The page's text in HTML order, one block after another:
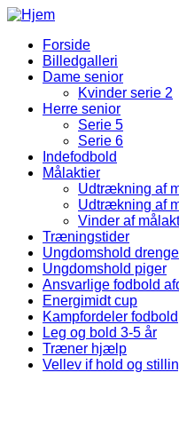
Gå til hovedindhold
Fodbold Menu
Forside
Billedgalleri
Dame senior
Kvinder serie 2
Herre senior
Serie 5
Serie 6
Indefodbold
Målaktier
Udtrækning af
Udtrækning af
Vinder af
Træningstider
Ungdomshold drenge
Ungdomshold piger
Ansvarlige fodbold
Energimidt cup
Kampfordeler fodbold
Leg og bold 3-5 år
Træner hjælp
Vellev if hold og